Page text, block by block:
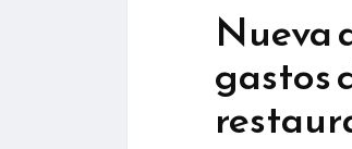
Nueva
gastos